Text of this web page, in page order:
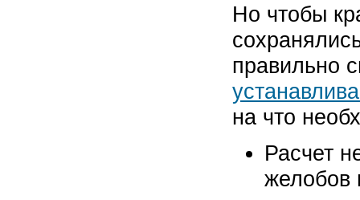
Но чтобы
правильно
на что
Расчет
желобов